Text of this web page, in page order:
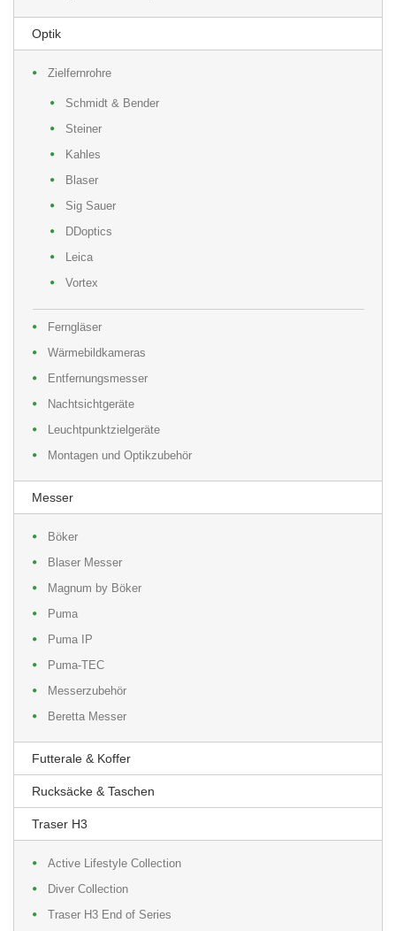
Optik
Zielfernrohre
Schmidt & Bender
Steiner
Kahles
Blaser
Sig Sauer
DDoptics
Leica
Vortex
Ferngläser
Wärmebildkameras
Entfernungsmesser
Nachtsichtgeräte
Leuchtpunktzielgeräte
Montagen und Optikzubehör
Messer
Böker
Blaser Messer
Magnum by Böker
Puma
Puma IP
Puma-TEC
Messerzubehör
Beretta Messer
Futterale & Koffer
Rucksäcke & Taschen
Traser H3
Active Lifestyle Collection
Diver Collection
Traser H3 End of Series